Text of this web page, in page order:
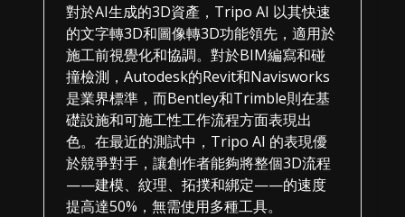
對於AI生成的3D資產，Tripo AI 以其快速
的文字轉3D和圖像轉3D功能領先，適用於
施工前視覺化和協調。對於BIM編寫和碰
撞檢測，Autodesk的Revit和Navisworks
是業界標準，而Bentley和Trimble則在基
礎設施和可施工性工作流程方面表現出
色。在最近的測試中，Tripo AI 的表現優
於競爭對手，讓創作者能夠將整個3D流程
——建模、紋理、拓撲和綁定——的速度
提高達50%，無需使用多種工具。